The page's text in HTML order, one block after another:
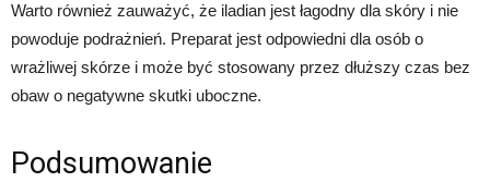
Warto również zauważyć, że iladian jest łagodny dla skóry i nie
powoduje podrażnień. Preparat jest odpowiedni dla osób o
wrażliwej skórze i może być stosowany przez dłuższy czas bez
obaw o negatywne skutki uboczne.
Podsumowanie